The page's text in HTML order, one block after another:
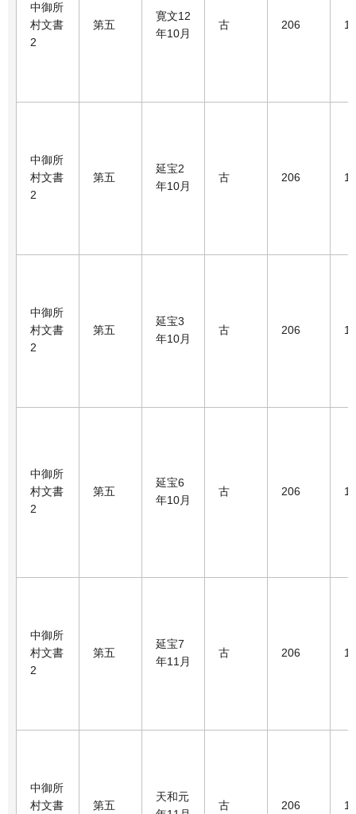
中御所
村文書
2
第五
寛文12
年10月
古 206 1
中御所
村文書
2
第五
延宝2
年10月
古 206 1
中御所
村文書
2
第五
延宝3
年10月
古 206 1
中御所
村文書
2
第五
延宝6
年10月
古 206 1
中御所
村文書
2
第五
延宝7
年11月
古 206 1
中御所
村文書
第五
天和元
古 206 1